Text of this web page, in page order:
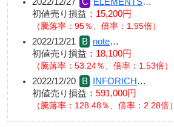
初値売り損益： 15,200円
（騰落率：95％、倍率：1.95倍）
2022/12/21 note…
初値売り損益： 18,100円
（騰落率：53.24％、倍率：1.53倍）
2022/12/20 INFORICH …
初値売り損益： 591,000円
（騰落率：128.48％、倍率：2.28倍）